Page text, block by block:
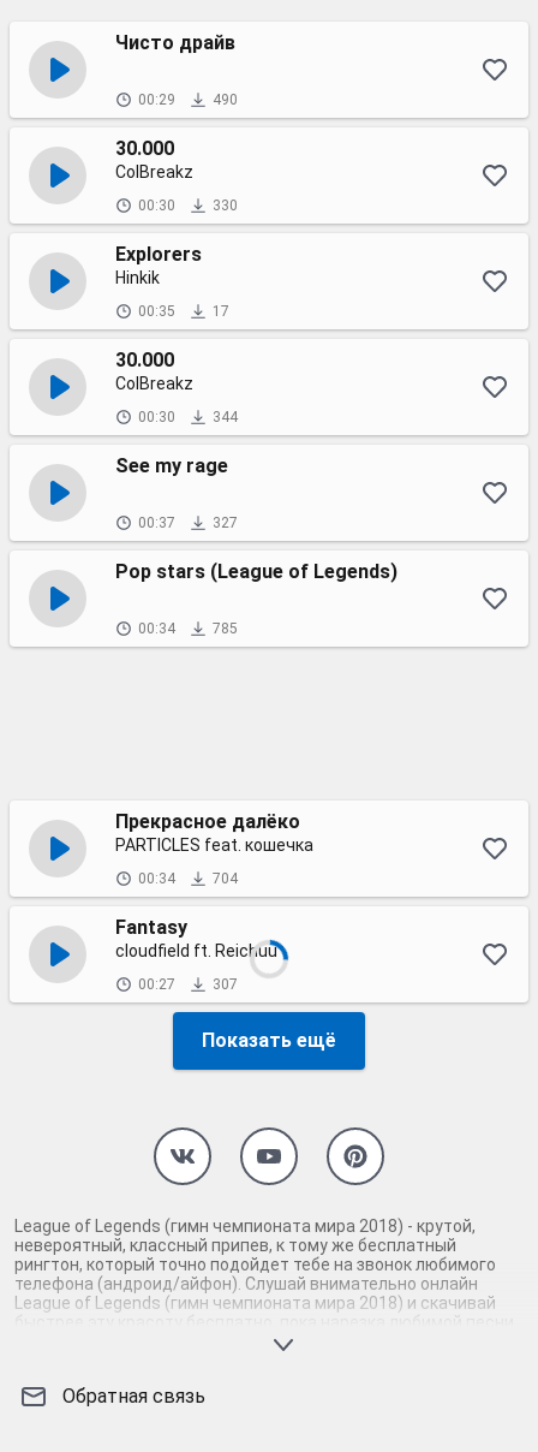
Чисто драйв
00:29 490
30.000
ColBreakz
00:30 330
Explorers
Hinkik
00:35 17
30.000
ColBreakz
00:30 344
See my rage
00:37 327
Pop stars (League of Legends)
00:34 785
Прекрасное далёко
PARTICLES feat. кошечка
00:34 704
Fantasy
cloudfield ft. Reichuu
00:27 307
Показать ещё
League of Legends (гимн чемпионата мира 2018) - крутой,
невероятный, классный припев, к тому же бесплатный
рингтон, который точно подойдет тебе на звонок любимого
телефона (андроид/айфон). Слушай внимательно онлайн
League of Legends (гимн чемпионата мира 2018) и скачивай
быстрее эту красоту бесплатно, пока нарезка любимой песни
не играет шикарной мелодией у каждого второго на звонке.
of Legends (гимн чемпионата мира 2018). Кроме того, ты
Обратная связь